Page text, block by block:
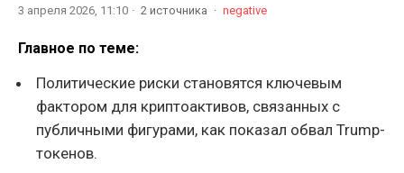
3 апреля 2026, 11:10 2 источника negative
Главное по теме:
Политические риски становятся ключевым
фактором для криптоактивов, связанных с
публичными фигурами, как показал обвал Trump-
токенов.